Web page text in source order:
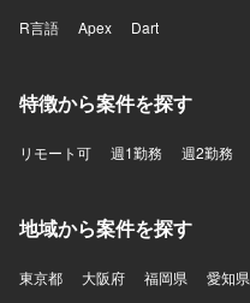
R言語
Apex Dart
特徴から案件を探す
リモート可 週1勤務 週2勤務
地域から案件を探す
東京都 大阪府 福岡県 愛知県